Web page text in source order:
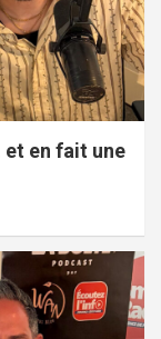
et en fait une